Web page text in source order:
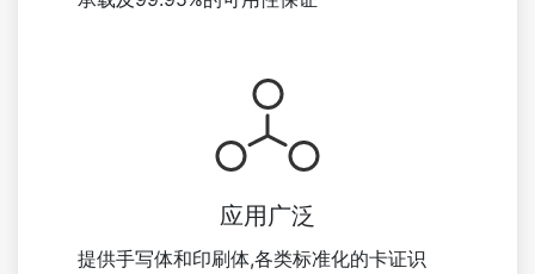
应用广泛
提供手写体和印刷体,各类标准化的卡证识